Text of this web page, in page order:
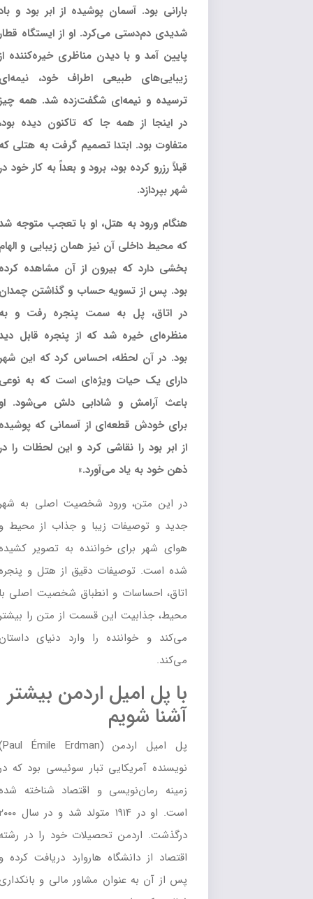
بارانی بود. آسمان پوشیده از ابر بود و باد
شدیدی دم‌دستی می‌کرد. او از ایستگاه قطار
پایین آمد و با دیدن مناظری خیره‌کننده از
زیبایی‌های طبیعی اطراف خود، نیمه‌ای
ترسیده و نیمه‌ای شگفت‌زده شد. همه چیز
در اینجا از همه جا که تاکنون دیده بود،
متفاوت بود. ابتدا تصمیم گرفت به هتلی که
قبلاً رزرو کرده بود، برود و بعداً به کار خود در
شهر بپردازد.
هنگام ورود به هتل، او با تعجب متوجه شد
که محیط داخلی آن نیز همان زیبایی و الهام
بخشی دارد که بیرون از آن مشاهده کرده
بود. پس از تسویه حساب و گذاشتن چمدان
در اتاق، پل به سمت پنجره رفت و به
منظره‌ای خیره شد که از پنجره قابل دید
بود. در آن لحظه، احساس کرد که این شهر
دارای یک حیات ویژه‌ای است که به نوعی
باعث آرامش و شادابی دلش می‌شود. او
برای خودش قطعه‌ای از آسمانی که پوشیده
از ابر بود را نقاشی کرد و این لحظات را در
ذهن خود به یاد می‌آورد.»
در این متن، ورود شخصیت اصلی به شهر
جدید و توصیفات زیبا و جذاب از محیط و
هوای شهر برای خواننده به تصویر کشیده
شده است. توصیفات دقیق از هتل و پنجره
اتاق، احساسات و انطباق شخصیت اصلی با
محیط، جذابیت این قسمت از متن را بیشتر
می‌کند و خواننده را وارد دنیای داستان
با پل امیل اردمن بیشتر
آشنا شویم
پل امیل اردمن (Paul Émile Erdman)
نویسنده آمریکایی تبار سوئیسی بود که در
زمینه رمان‌نویسی و اقتصاد شناخته شده
است. او در ۱۹۱۴ متولد شد و در سال ۲۰۰۰
درگذشت. اردمن تحصیلات خود را در رشته
اقتصاد از دانشگاه هاروارد دریافت کرده و
پس از آن به عنوان مشاور مالی و بانکداری